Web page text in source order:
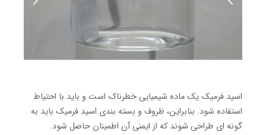
اسید فرمیک یک ماده شیمیایی خطرناک است و باید با احتیاط
استفاده شود. بنابراین، ظروف و بسته بندی اسید فرمیک باید به
گونه ای طراحی شوند که از ایمنی آن اطمینان حاصل شود.